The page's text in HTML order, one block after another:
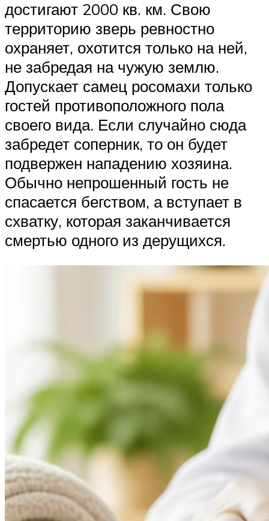
достигают 2000 кв. км. Свою
территорию зверь ревностно
охраняет, охотится только на ней,
не забредая на чужую землю.
Допускает самец росомахи только
гостей противоположного пола
своего вида. Если случайно сюда
забредет соперник, то он будет
подвержен нападению хозяина.
Обычно непрошенный гость не
спасается бегством, а вступает в
схватку, которая заканчивается
смертью одного из дерущихся.